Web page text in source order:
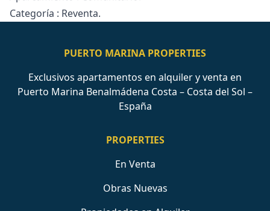
Categoría ‌: ‌Reventa.
PUERTO MARINA PROPERTIES
Exclusivos apartamentos en alquiler y venta en
Puerto Marina Benalmádena Costa – Costa del Sol –
España
PROPERTIES
En Venta
Obras Nuevas